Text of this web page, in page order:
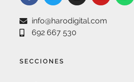
info@harodigital.com
692 667 530
SECCIONES